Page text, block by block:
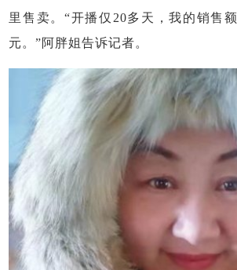
里售卖。“开播仅20多天，我的销售
元。”阿胖姐告诉记者。